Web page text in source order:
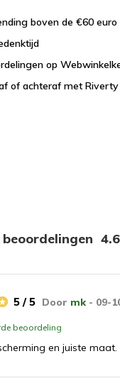
boven de €60 euro
op
of achteraf met Riverty
Door mk- 09-
beoordeling
5 / 5
en juiste maat.